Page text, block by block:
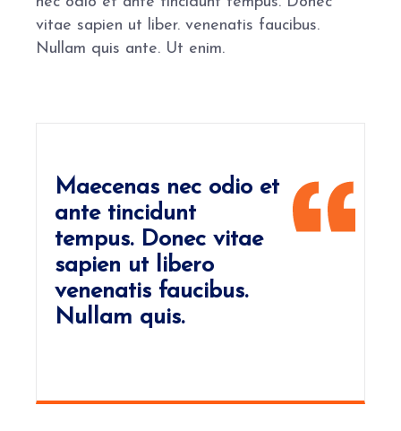
vitae sapien ut liber. venenatis faucibus.
Nullam quis ante. Ut enim.
Maecenas nec odio et
ante tincidunt
tempus. Donec vitae
sapien ut libero
venenatis faucibus.
Nullam quis.